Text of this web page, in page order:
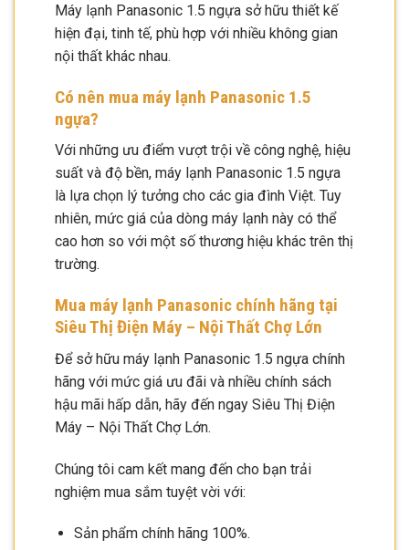
Máy lạnh Panasonic 1.5 ngựa sở hữu thiết kế
hiện đại, tinh tế, phù hợp với nhiều không gian
nội thất khác nhau.
Có nên mua máy lạnh Panasonic 1.5
ngựa?
Với những ưu điểm vượt trội về công nghệ, hiệu
suất và độ bền, máy lạnh Panasonic 1.5 ngựa
là lựa chọn lý tưởng cho các gia đình Việt. Tuy
nhiên, mức giá của dòng máy lạnh này có thể
cao hơn so với một số thương hiệu khác trên thị
trường.
Mua máy lạnh Panasonic chính hãng tại
Siêu Thị Điện Máy – Nội Thất Chợ Lớn
Để sở hữu máy lạnh Panasonic 1.5 ngựa chính
hãng với mức giá ưu đãi và nhiều chính sách
hậu mãi hấp dẫn, hãy đến ngay Siêu Thị Điện
Máy – Nội Thất Chợ Lớn.
Chúng tôi cam kết mang đến cho bạn trải
nghiệm mua sắm tuyệt vời với:
Sản phẩm chính hãng 100%.